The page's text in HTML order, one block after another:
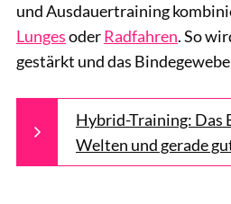
und Ausdauertraining
LungesoderRadfahren. So
gestärkt und das
Hybrid-Training: Das
Welten und gerade